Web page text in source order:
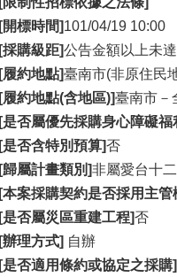
[開標時間]101/04/19 10:00
[採購級距]公告金額以上未
[履約地點]臺南市(非原住民
[履約地點(含地區)]臺南市－
[是否屬優先採購身心障礙
[是否含特別預算]否
[歸屬計畫類別]非屬愛台十
[本案採購契約是否採用主
[是否屬災區重建工程]否
[辦理方式] 自辦
[是否適用條約或協定之採購]